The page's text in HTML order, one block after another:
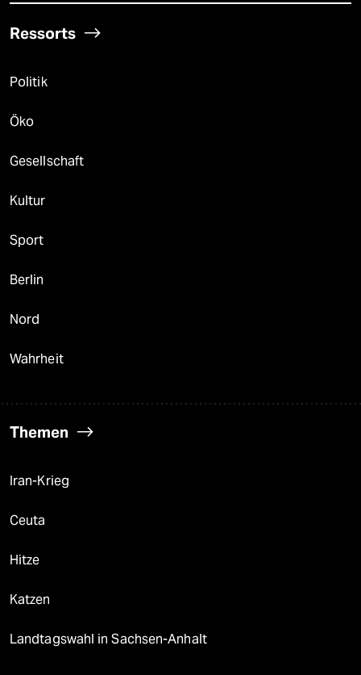
Ressorts
Politik
Öko
Gesellschaft
Kultur
Sport
Berlin
Nord
Wahrheit
Themen
Iran-Krieg
Ceuta
Hitze
Katzen
Landtagswahl in Sachsen-Anhalt